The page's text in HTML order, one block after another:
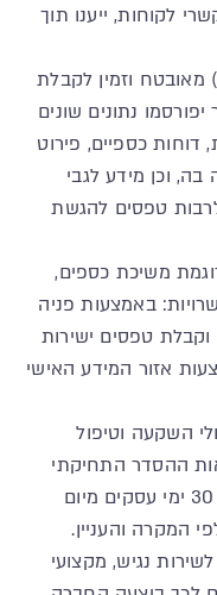
לקוחות, ייענו תוך
וזמין לקבלת
נתונים שונים
דוחות כספיים, פירוט
וכן מידע לגבי
טפסים להגשת
משיכת כספים,
באמצעות פניה
טפסים ישירות
אזור המידע האישי
השקעה וטיפול
ההסדר התחיקתי
הרלבנטיות אך לא יאוחר מתום 30 ימי עסקים מיום
המקרה והעניין.
נגיש, מקצועי